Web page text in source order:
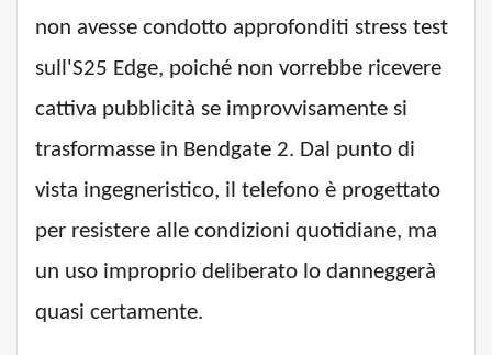
non avesse condotto approfonditi stress test
sull'S25 Edge, poiché non vorrebbe ricevere
cattiva pubblicità se improvvisamente si
trasformasse in Bendgate 2. Dal punto di
vista ingegneristico, il telefono è progettato
per resistere alle condizioni quotidiane, ma
un uso improprio deliberato lo danneggerà
quasi certamente.